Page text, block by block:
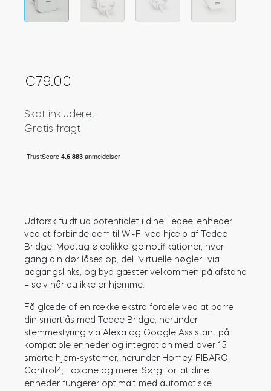
Tedee Bridge
Door Sensor
Hjem adgang
Tedee Keypad PRO
Tedee Biometric Module
€79.00
Skat inkluderet
Gratis fragt
Udforsk fuldt ud potentialet i dine Tedee-enheder
ved at forbinde dem til Wi-Fi ved hjælp af Tedee
Bridge. Modtag øjeblikkelige notifikationer, hver
gang din dør låses op, del “virtuelle nøgler” via
adgangslinks, og byd gæster velkommen på afstand
– selv når du ikke er hjemme.
Få glæde af en række ekstra fordele ved at parre
din smartlås med Tedee Bridge, herunder
stemmestyring via Alexa og Google Assistant på
kompatible enheder og integration med over 15
smarte hjem-systemer, herunder Homey, FIBARO,
Control4, Loxone og mere. Sørg for, at dine
enheder fungerer optimalt med automatiske